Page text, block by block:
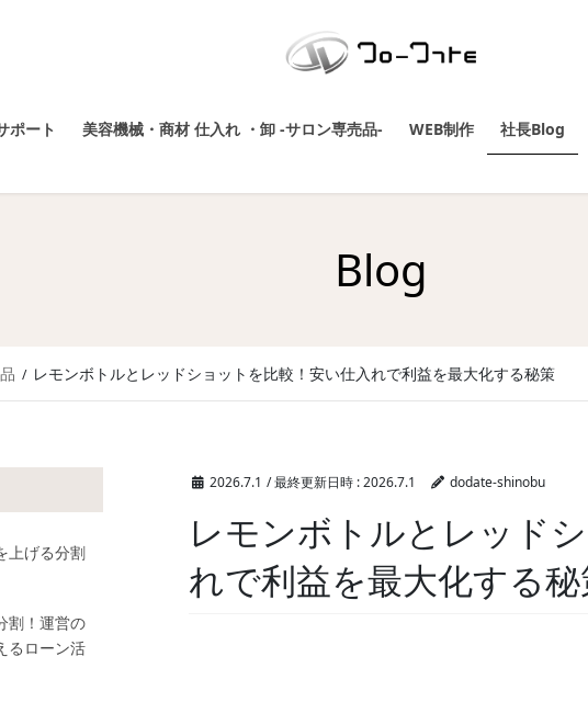
ポート 美容機械・商材 仕入れ ・卸 -サロン専売品- WEB制作 社長Blog
Blog
レモンボトルとレッドショットを比較！安い仕入れで利益を最大化する秘策
2026.7.1 / 最終更新日時 :2026.7.1 dodate-shinobu
レモンボトルとレッド
れで利益を最大化する
上げる分割
割！運営の
るローン活